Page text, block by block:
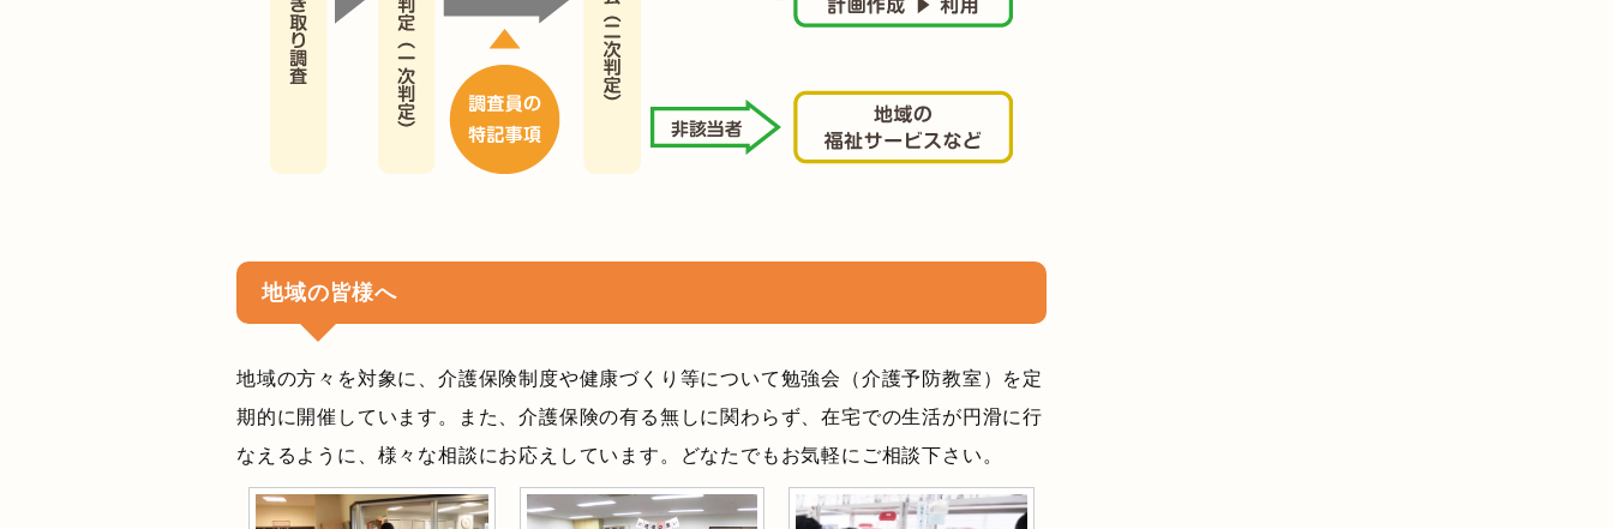
地域の皆様へ
地域の方々を対象に、介護保険制度や健康づくり等について勉強会（介護予防教室）を定
期的に開催しています。また、介護保険の有る無しに関わらず、在宅での生活が円滑に行
なえるように、様々な相談にお応えしています。どなたでもお気軽にご相談下さい。